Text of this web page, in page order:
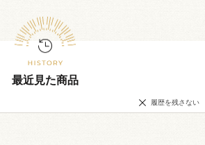
最近見た商品
履歴を残さない